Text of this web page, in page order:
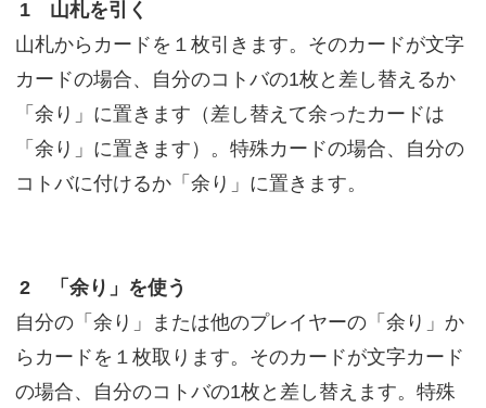
1 山札を引く
山札からカードを１枚引きます。そのカードが文字
カードの場合、自分のコトバの1枚と差し替えるか
「余り」に置きます（差し替えて余ったカードは
「余り」に置きます）。特殊カードの場合、自分の
コトバに付けるか「余り」に置きます。
2 「余り」を使う
自分の「余り」または他のプレイヤーの「余り」か
らカードを１枚取ります。そのカードが文字カード
の場合、自分のコトバの1枚と差し替えます。特殊